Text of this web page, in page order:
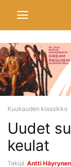
Kuukauden klassikko
Uudet
keulat
Tekijä Antti Häyrynen